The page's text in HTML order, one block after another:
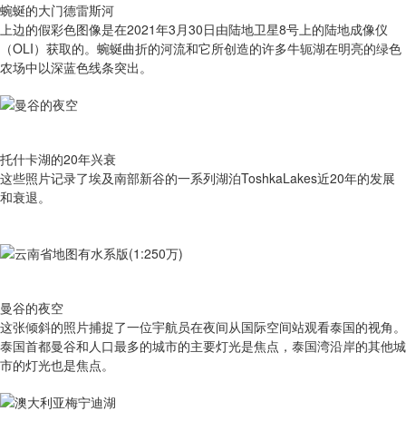
蜿蜒的大门德雷斯河
上边的假彩色图像是在2021年3月30日由陆地卫星8号上的陆地成像仪
（OLI）获取的。蜿蜒曲折的河流和它所创造的许多牛轭湖在明亮的绿色
农场中以深蓝色线条突出。
托什卡湖的20年兴衰
这些照片记录了埃及南部新谷的一系列湖泊ToshkaLakes近20年的发展
和衰退。
曼谷的夜空
这张倾斜的照片捕捉了一位宇航员在夜间从国际空间站观看泰国的视角。
泰国首都曼谷和人口最多的城市的主要灯光是焦点，泰国湾沿岸的其他城
市的灯光也是焦点。